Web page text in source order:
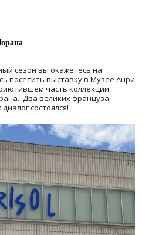
сезон вы окажетесь на
посетить выставку в Музее Анри
часть коллекции
Два великих француза
состоялся!